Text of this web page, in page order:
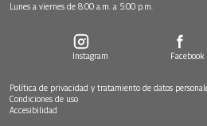
Lunes a viernes de 8:00 a.m. a 5:00 p.m.
Instagram Facebook
Política de privacidad y tratamiento de datos
Condiciones de uso
Accesibilidad